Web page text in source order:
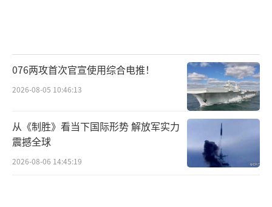
076两攻首次官宣使用综合电推！
2026-08-05 10:46:13
从《制胜》看当下国际形势 解放军实力
震撼全球
2026-08-06 14:45:19